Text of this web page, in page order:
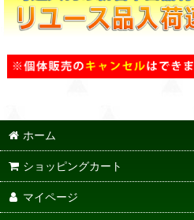
ホーム
ショッピングカート
マイページ